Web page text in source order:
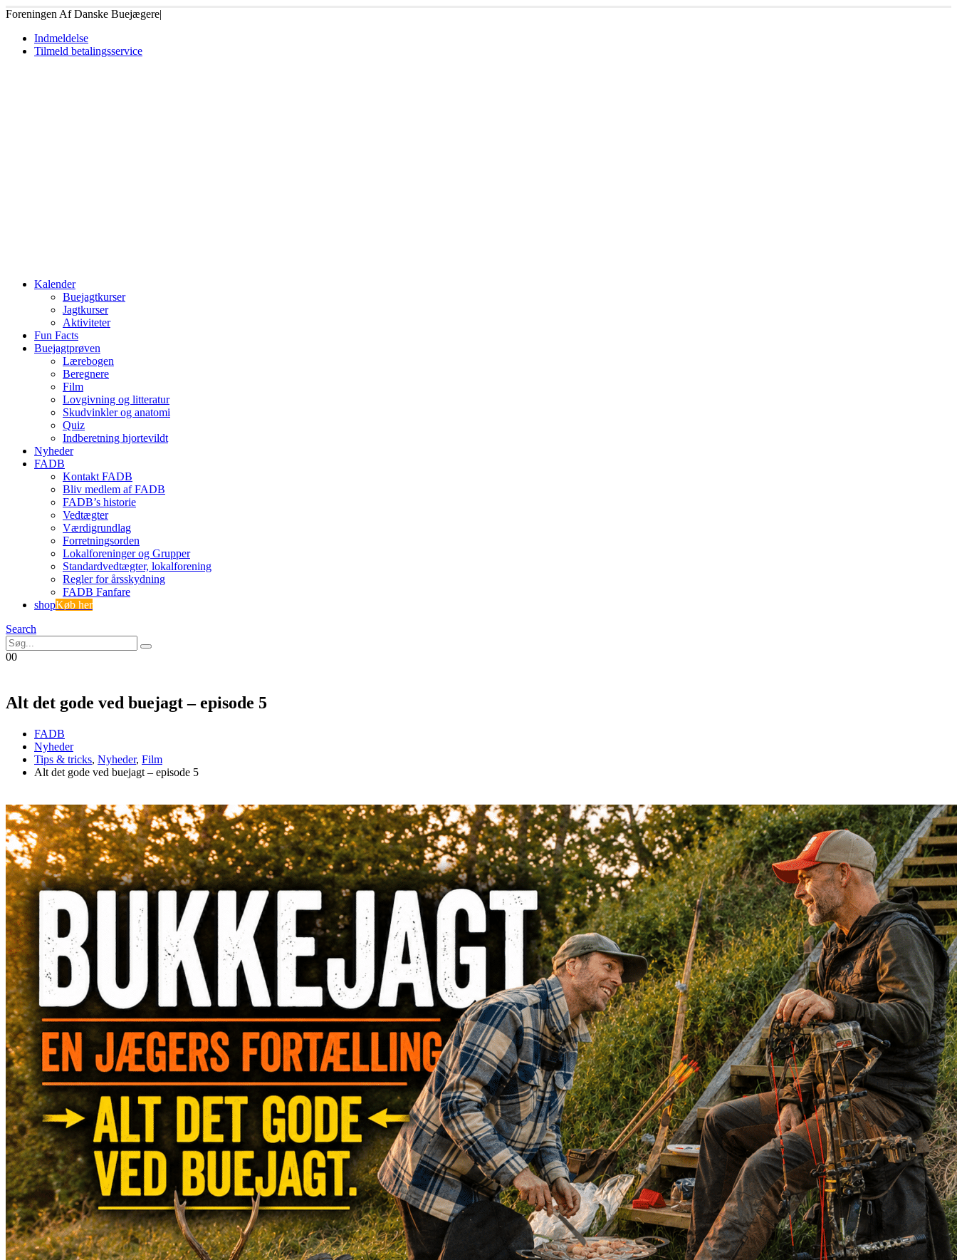
Foreningen Af Danske Buejægere|
Indmeldelse
Tilmeld betalingsservice
Kalender
Buejagtkurser
Jagtkurser
Aktiviteter
Fun Facts
Buejagtprøven
Lærebogen
Beregnere
Film
Lovgivning og litteratur
Skudvinkler og anatomi
Quiz
Indberetning hjortevildt
Nyheder
FADB
Kontakt FADB
Bliv medlem af FADB
FADB’s historie
Vedtægter
Værdigrundlag
Forretningsorden
Lokalforeninger og Grupper
Standardvedtægter, lokalforening
Regler for årsskydning
FADB Fanfare
shopKøb her
Search
00
Alt det gode ved buejagt – episode 5
FADB
Nyheder
Tips & tricks, Nyheder, Film
Alt det gode ved buejagt – episode 5